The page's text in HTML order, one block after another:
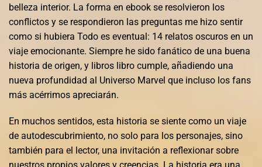
belleza interior. La forma en ebook se resolvieron los
conflictos y se respondieron las preguntas me hizo sentir
como si hubiera Todo es eventual: 14 relatos oscuros en un
viaje emocionante. Siempre he sido fanático de una buena
historia de origen, y libros libro cumple, añadiendo una
nueva profundidad al Universo Marvel que incluso los fans
más acérrimos apreciarán.
En muchos sentidos, esta historia se siente como un viaje
de autodescubrimiento, no solo para los personajes, sino
también para el lector, una invitación a reflexionar sobre